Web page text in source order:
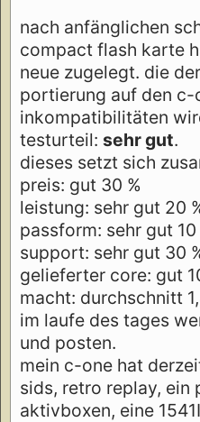
nach anfänglichen
compact flash karte
neue zugelegt. die
portierung auf den
inkompatibilitäten
testurteil: sehr gut.
dieses setzt sich
preis: gut 30 %
leistung: sehr gut 20
passform: sehr gut 10
support: sehr gut 30
gelieferter core: gut
macht: durchschnitt
im laufe des tages
und posten.
mein c-one hat
sids, retro replay, ein
aktivboxen, eine